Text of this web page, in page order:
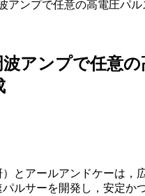
アンプで任意の高電圧パル
アンプで任意の
とアールアンドケーは，
ルサーを開発し，安定か